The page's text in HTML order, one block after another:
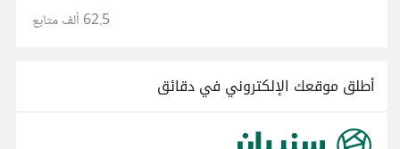
62.5 ألف متابع
أطلق موقعك الإلكتروني في دقائق